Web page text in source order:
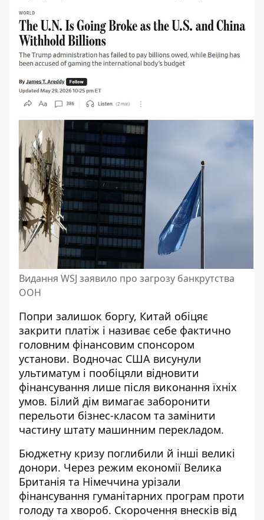
Видання WSJ заявило про загрозу банкрутства
ООН
Попри залишок боргу, Китай обіцяє
закрити платіж і називає себе фактично
головним фінансовим спонсором
установи. Водночас США висунули
ультиматум і пообіцяли відновити
фінансування лише після виконання їхніх
умов. Білий дім вимагає заборонити
перельоти бізнес-класом та замінити
частину штату машинним перекладом.
Бюджетну кризу поглибили й інші великі
донори. Через режим економії Велика
Британія та Німеччина урізали
фінансування гуманітарних програм проти
голоду та хвороб. Скорочення внесків від